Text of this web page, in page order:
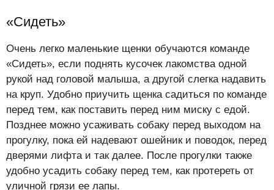
«Сидеть»
Очень легко маленькие щенки обучаются команде
«Сидеть», если поднять кусочек лакомства одной
рукой над головой малыша, а другой слегка надавить
на круп. Удобно приучить щенка садиться по команде
перед тем, как поставить перед ним миску с едой.
Позднее можно усаживать собаку перед выходом на
прогулку, пока ей надевают ошейник и поводок, перед
дверями лифта и так далее. После прогулки также
удобно усадить собаку перед тем, как протереть от
уличной грязи ее лапы.